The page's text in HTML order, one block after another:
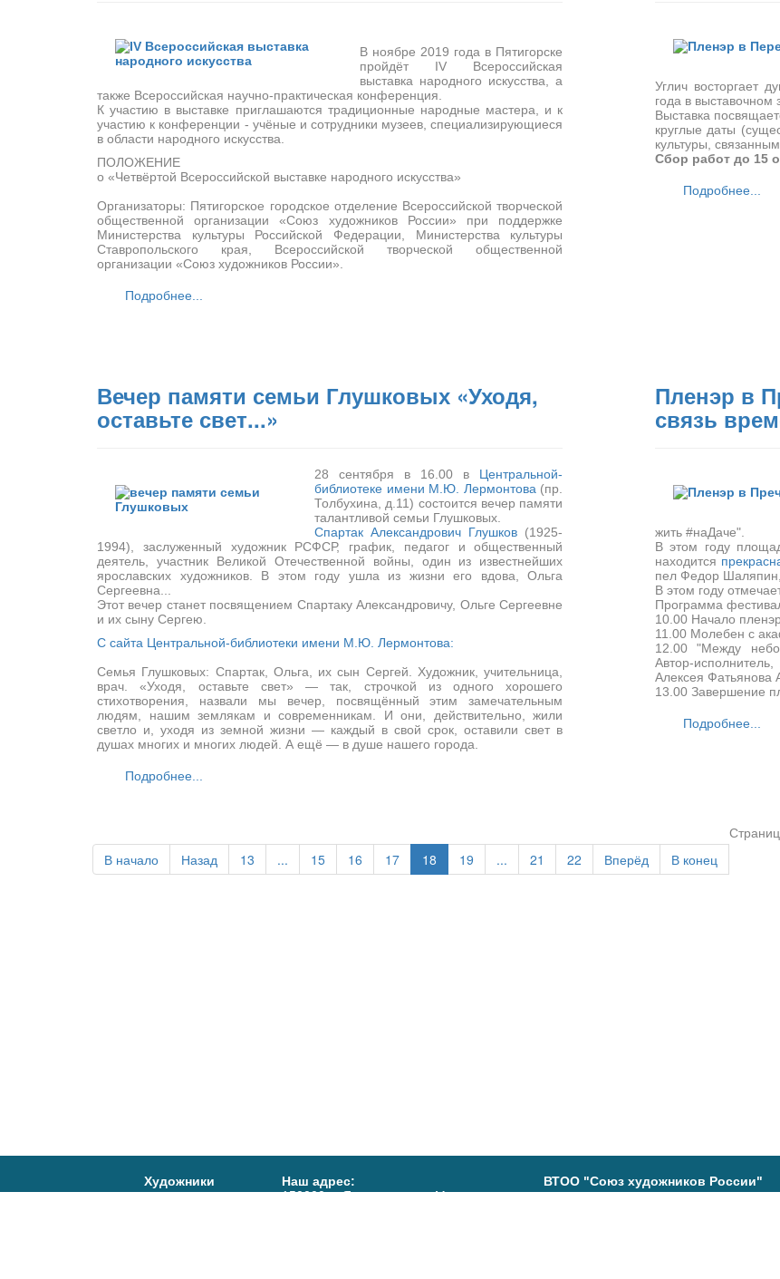
В ноябре 2019 года в Пятигорске
пройдёт IV Всероссийская
выставка народного искусства, а
также Всероссийская научно-практическая конференция.
К участию в выставке приглашаются традиционные народные мастера, и к
участию к конференции - учёные и сотрудники музеев, специализирующиеся
в области народного искусства.
ПОЛОЖЕНИЕ
о «Четвёртой Всероссийской выставке народного искусства»
Организаторы: Пятигорское городское отделение Всероссийской творческой
общественной организации «Союз художников России» при поддержке
Министерства культуры Российской Федерации, Министерства культуры
Ставропольского края, Всероссийской творческой общественной
организации «Союз художников России».
Подробнее...
Углич восторгает
года в выставочном
Выставка
круглые даты
культуры,
Сбор работ до 15
Подробнее...
Вечер памяти семьи Глушковых «Уходя,
оставьте свет...»
28 сентября в 16.00 в Центральной-
библиотеке имени М.Ю. Лермонтова (пр.
Толбухина, д.11) состоится вечер памяти
талантливой семьи Глушковых.
Спартак Александрович Глушков (1925-
1994), заслуженный художник РСФСР, график, педагог и общественный
деятель, участник Великой Отечественной войны, один из известнейших
ярославских художников. В этом году ушла из жизни его вдова, Ольга
Сергеевна...
Этот вечер станет посвящением Спартаку Александровичу, Ольге Сергеевне
и их сыну Сергею.
С сайта Центральной-библиотеки имени М.Ю. Лермонтова:
Семья Глушковых: Спартак, Ольга, их сын Сергей. Художник, учительница,
врач. «Уходя, оставьте свет» — так, строчкой из одного хорошего
стихотворения, назвали мы вечер, посвящённый этим замечательным
людям, нашим землякам и современникам. И они, действительно, жили
светло и, уходя из земной жизни — каждый в свой срок, оставили свет в
душах многих и многих людей. А ещё — в душе нашего города.
Подробнее...
Пленэр в
связь
жить #наДаче".
В этом году
находится
пел Федор Шаляпин,
В этом году
Программа
10.00 Начало
11.00 Молебен с
12.00 "Между
Автор-
Алексея Фатьянова
13.00 Завершение
Подробнее...
В начало Назад 13 ... 15 16 17 18 19 ... 21 22 Вперёд В конец
Художники
Наш адрес:
150000, г. Ярославль, ул. Максимова,
ВТОО "Союз художников России"